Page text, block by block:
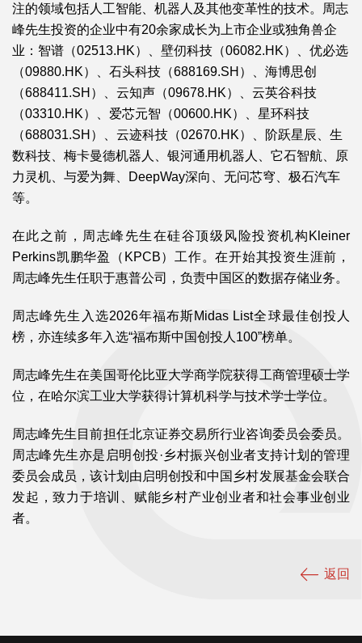
注的领域包括人工智能、机器人及其他变革性的技术。周志
峰先生投资的企业中有20余家成长为上市企业或独角兽企
业：智谱（02513.HK）、壁仞科技（06082.HK）、优必选
（09880.HK）、石头科技（688169.SH）、海博思创
（688411.SH）、云知声（09678.HK）、云英谷科技
（03310.HK）、爱芯元智（00600.HK）、星环科技
（688031.SH）、云迹科技（02670.HK）、阶跃星辰、生
数科技、梅卡曼德机器人、银河通用机器人、它石智航、原
力灵机、与爱为舞、DeepWay深向、无问芯穹、极石汽车
等。
在此之前，周志峰先生在硅谷顶级风险投资机构Kleiner
Perkins凯鹏华盈（KPCB）工作。在开始其投资生涯前，
周志峰先生任职于惠普公司，负责中国区的数据存储业务。
周志峰先生入选2026年福布斯Midas List全球最佳创投人
榜，亦连续多年入选“福布斯中国创投人100”榜单。
周志峰先生在美国哥伦比亚大学商学院获得工商管理硕士学
位，在哈尔滨工业大学获得计算机科学与技术学士学位。
周志峰先生目前担任北京证券交易所行业咨询委员会委员。
周志峰先生亦是启明创投·乡村振兴创业者支持计划的管理
委员会成员，该计划由启明创投和中国乡村发展基金会联合
发起，致力于培训、赋能乡村产业创业者和社会事业创业
者。
返回